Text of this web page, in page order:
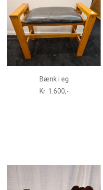
Bænk i eg
Kr. 1.600,-